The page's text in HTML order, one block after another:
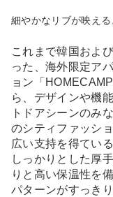
細やかなリブが映え
これまで韓国およ
った、海外限定ア
ョン「
ら、デザインや機
トドアシーンのみ
のシティファッシ
広い支持を得てい
しっかりとした厚
りと高い保温性を
パターンがすっき